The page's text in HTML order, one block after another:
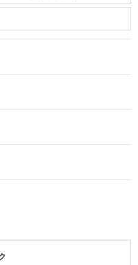
ダウン
ーシート
り防止装置